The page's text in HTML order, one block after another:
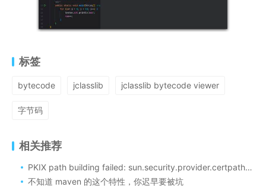
标签
bytecode jclasslib jclasslib bytecode viewer
字节码
相关推荐
PKIX path building failed: sun.security.provider.certpath.SunCertPathBuilderException:
不知道 maven 的这个特性，你迟早要被坑